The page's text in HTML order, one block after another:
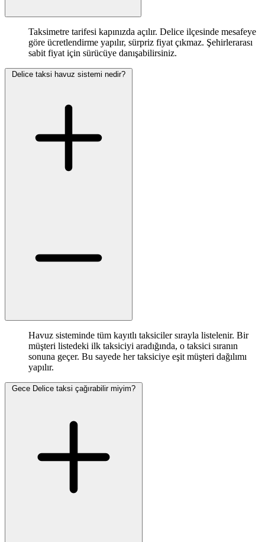
Taksimetre tarifesi kapınızda açılır. Delice ilçesinde mesafeye
göre ücretlendirme yapılır, sürpriz fiyat çıkmaz. Şehirlerarası
sabit fiyat için sürücüye danışabilirsiniz.
Delice taksi havuz sistemi nedir?
Havuz sisteminde tüm kayıtlı taksiciler sırayla listelenir. Bir
müşteri listedeki ilk taksiciyi aradığında, o taksici sıranın
sonuna geçer. Bu sayede her taksiciye eşit müşteri dağılımı
yapılır.
Gece Delice taksi çağırabilir miyim?